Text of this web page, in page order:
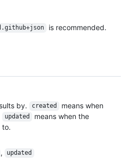
is recommended.
by.
created
means when
updated
means when the
to.
, updated